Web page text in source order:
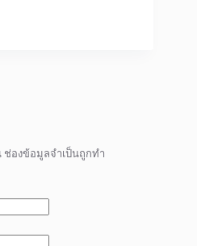
ช่องข้อมูลจำเป็นถูกทำ